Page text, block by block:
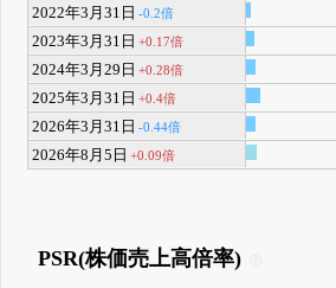
2022年3月31日 -0.2倍
2023年3月31日 +0.17倍
2024年3月29日 +0.28倍
2025年3月31日 +0.4倍
2026年3月31日 -0.44倍
2026年8月5日 +0.09倍
PSR(株価売上高倍率)